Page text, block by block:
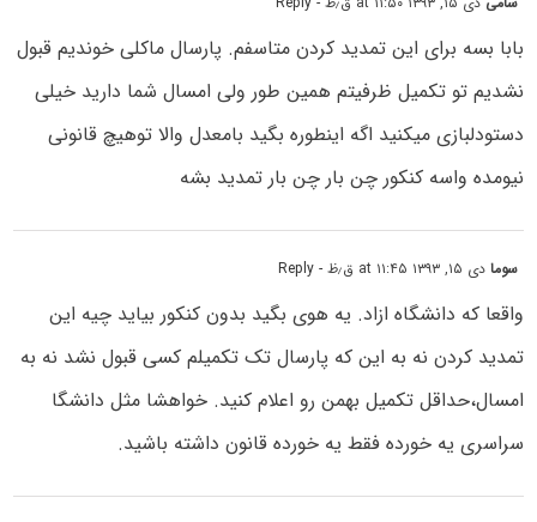
بابا بسه برای این تمدید کردن متاسفم. پارسال ماکلی خوندیم قبول
نشدیم تو تکمیل ظرفیتم همین طور ولی امسال شما دارید خیلی
دستودلبازی میکنید اگه اینطوره بگید بامعدل والا توهیچ قانونی
نیومده واسه کنکور چن بار چن بار تمدید بشه
سومادی ۱۵, ۱۳۹۳ at ۱۱:۴۵ ق٫ظ - Reply
واقعا که دانشگاه ازاد. یه هوی بگید بدون کنکور بیاید چیه این
تمدید کردن نه به این که پارسال تک تکمیلم کسی قبول نشد نه به
امسال،حداقل تکمیل بهمن رو اعلام کنید. خواهشا مثل دانشگا
سراسری یه خورده فقط یه خورده قانون داشته باشید.